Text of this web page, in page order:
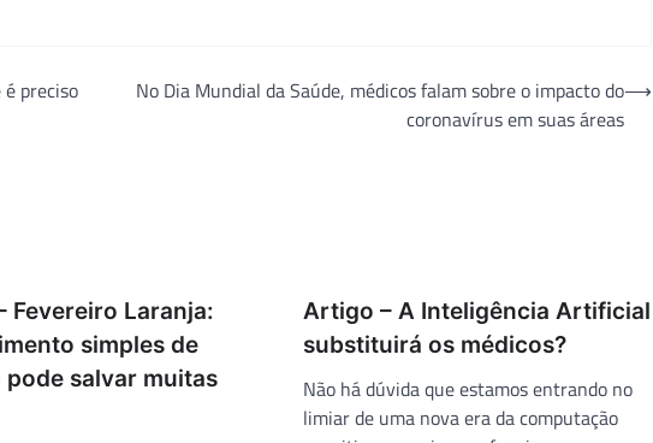
preciso
No Dia Mundial da Saúde, médicos falam sobre o impacto do
coronavírus em suas áreas
⟶
Fevereiro Laranja:
simples de
pode salvar muitas
Artigo – A Inteligência Artificial
substituirá os médicos?
Não há dúvida que estamos entrando no
limiar de uma nova era da computação